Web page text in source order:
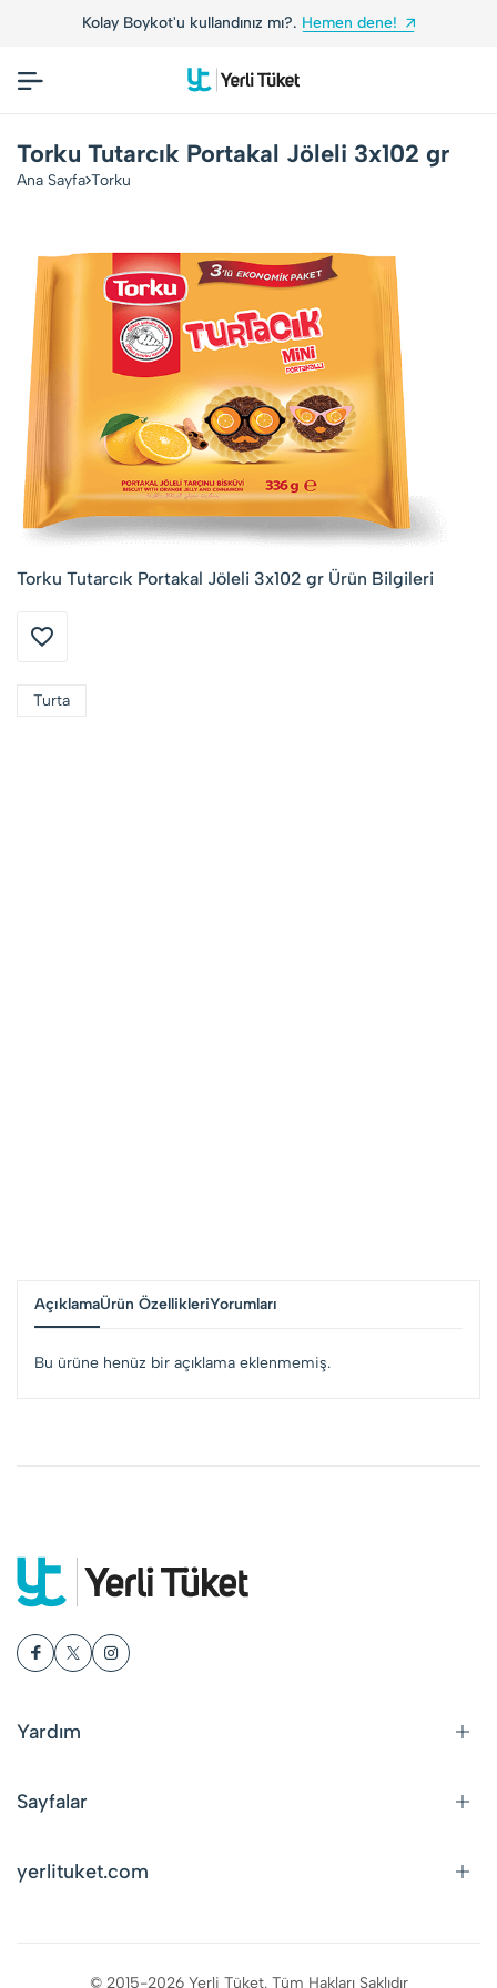
Kolay Boykot'u kullandınız mı?. Hemen dene!
Torku Tutarcık Portakal Jöleli 3x102 gr
Ana Sayfa Torku
Torku Tutarcık Portakal Jöleli 3x102 gr Ürün Bilgileri
Turta
AçıklamaÜrün ÖzellikleriYorumları
Bu ürüne henüz bir açıklama eklenmemiş.
Yardım
Sayfalar
yerlituket.com
© 2015-2026 Yerli Tüket. Tüm Hakları Saklıdır